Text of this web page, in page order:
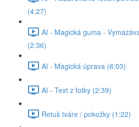
(4:27)
AI - Magická guma -
(2:36)
AI - Magická úprava (6:03)
AI - Text z fotky (2:39)
Retuš tváre / pokožky (1:22)